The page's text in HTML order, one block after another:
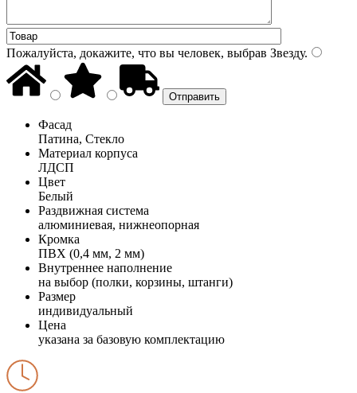
Пожалуйста, докажите, что вы человек, выбрав Звезду.
Фасад
Патина, Стекло
Материал корпуса
ЛДСП
Цвет
Белый
Раздвижная система
алюминиевая, нижнеопорная
Кромка
ПВХ (0,4 мм, 2 мм)
Внутреннее наполнение
на выбор (полки, корзины, штанги)
Размер
индивидуальный
Цена
указана за базовую комплектацию